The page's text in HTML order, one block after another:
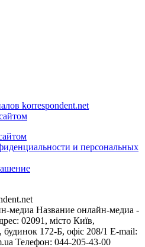
korrespondent.net
и персональных
медиа Название онлайн-медиа -
02091, місто Київ,
172-Б, офіс 208/1 E-mail:
Телефон: 044-205-43-00